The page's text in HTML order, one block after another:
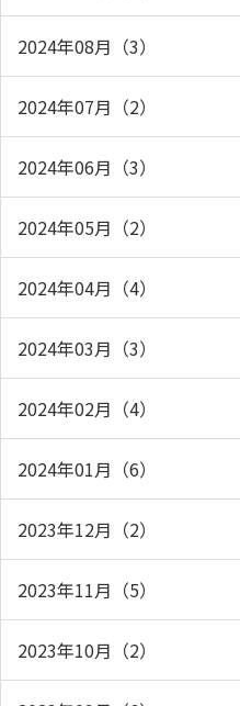
2024年08月（3）
2024年07月（2）
2024年06月（3）
2024年05月（2）
2024年04月（4）
2024年03月（3）
2024年02月（4）
2024年01月（6）
2023年12月（2）
2023年11月（5）
2023年10月（2）